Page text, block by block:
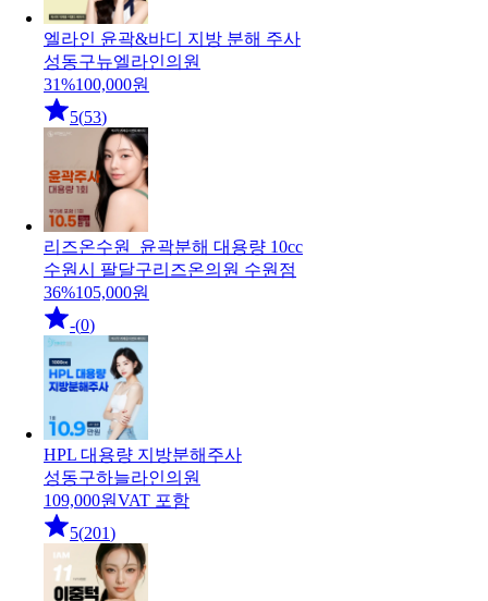
엘라인 윤곽&바디 지방 분해 주사
성동구뉴엘라인의원
31%100,000원
5(53)
리즈온수원_윤곽분해 대용량 10cc
수원시 팔달구리즈온의원 수원점
36%105,000원
-(0)
HPL 대용량 지방분해주사
성동구하늘라인의원
109,000원VAT 포함
5(201)